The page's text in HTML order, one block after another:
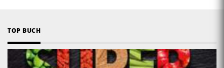
TOP BUCH